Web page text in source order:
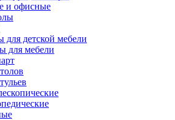
и офисные
для детской мебели
для мебели